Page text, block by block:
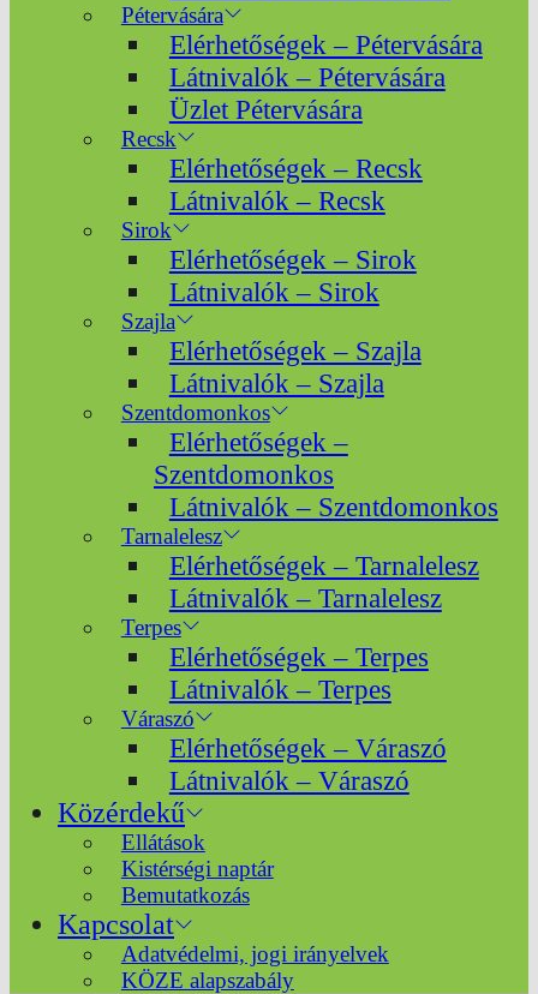
Pétervására
Elérhetőségek – Pétervására
Látnivalók – Pétervására
Üzlet Pétervására
Recsk
Elérhetőségek – Recsk
Látnivalók – Recsk
Sirok
Elérhetőségek – Sirok
Látnivalók – Sirok
Szajla
Elérhetőségek – Szajla
Látnivalók – Szajla
Szentdomonkos
Elérhetőségek –
Szentdomonkos
Látnivalók – Szentdomonkos
Tarnalelesz
Elérhetőségek – Tarnalelesz
Látnivalók – Tarnalelesz
Terpes
Elérhetőségek – Terpes
Látnivalók – Terpes
Váraszó
Elérhetőségek – Váraszó
Látnivalók – Váraszó
Közérdekű
Ellátások
Kistérségi naptár
Bemutatkozás
Kapcsolat
Adatvédelmi, jogi irányelvek
KÖZE alapszabály